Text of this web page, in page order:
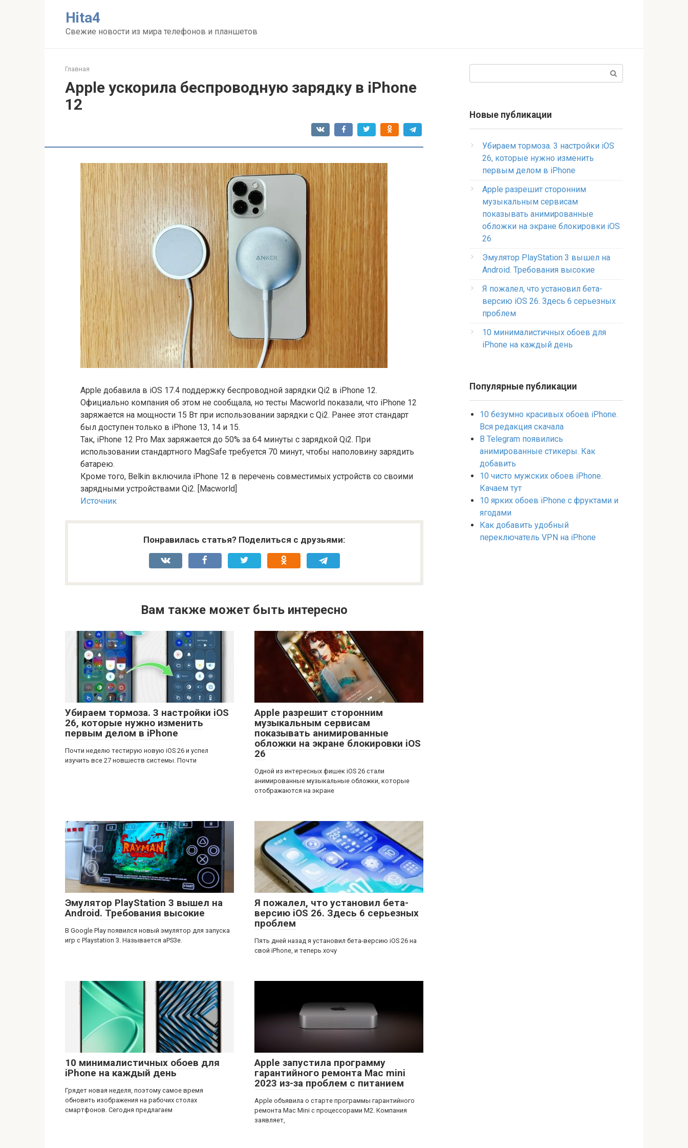
Нita4
Свежие новости из мира телефонов и планшетов
Главная
Apple ускорила беспроводную зарядку в iPhone
12
Apple добавила в iOS 17.4 поддержку беспроводной зарядки Qi2 в iPhone 12.
Официально компания об этом не сообщала, но тесты Macworld показали, что iPhone 12
заряжается на мощности 15 Вт при использовании зарядки с Qi2. Ранее этот стандарт
был доступен только в iPhone 13, 14 и 15.
Так, iPhone 12 Pro Max заряжается до 50% за 64 минуты с зарядкой Qi2. При
использовании стандартного MagSafe требуется 70 минут, чтобы наполовину зарядить
батарею.
Кроме того, Belkin включила iPhone 12 в перечень совместимых устройств со своими
зарядными устройствами Qi2. [Macworld]
Источник
Понравилась статья? Поделиться с друзьями:
Вам также может быть интересно
Убираем тормоза. 3 настройки iOS
26, которые нужно изменить
первым делом в iPhone
Почти неделю тестирую новую iOS 26 и успел
изучить все 27 новшеств системы. Почти
Apple разрешит сторонним
музыкальным сервисам
показывать анимированные
обложки на экране блокировки iOS
26
Одной из интересных фишек iOS 26 стали
анимированные музыкальные обложки, которые
отображаются на экране
Эмулятор PlayStation 3 вышел на
Android. Требования высокие
В Google Play появился новый эмулятор для запуска
игр с Playstation 3. Называется aPS3e.
Я пожалел, что установил бета-
версию iOS 26. Здесь 6 серьезных
проблем
Пять дней назад я установил бета-версию iOS 26 на
свой iPhone, и теперь хочу
10 минималистичных обоев для
iPhone на каждый день
Грядет новая неделя, поэтому самое время
обновить изображения на рабочих столах
смартфонов. Сегодня предлагаем
Apple запустила программу
гарантийного ремонта Mac mini
2023 из-за проблем с питанием
Apple объявила о старте программы гарантийного
ремонта Mac Mini с процессорами M2. Компания
заявляет,
Новые публикации
Убираем тормоза. 3 настройки iOS
26, которые нужно изменить
первым делом в iPhone
Apple разрешит сторонним
музыкальным сервисам
показывать анимированные
обложки на экране блокировки iOS
26
Эмулятор PlayStation 3 вышел на
Android. Требования высокие
Я пожалел, что установил бета-
версию iOS 26. Здесь 6 серьезных
проблем
10 минималистичных обоев для
iPhone на каждый день
Популярные публикации
10 безумно красивых обоев iPhone.
Вся редакция скачала
В Telegram появились
анимированные стикеры. Как
добавить
10 чисто мужских обоев iPhone.
Качаем тут
10 ярких обоев iPhone с фруктами и
ягодами
Как добавить удобный
переключатель VPN на iPhone